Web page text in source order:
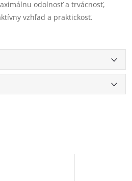
odolnosť a trvácnosť,
vzhľad a praktickosť.